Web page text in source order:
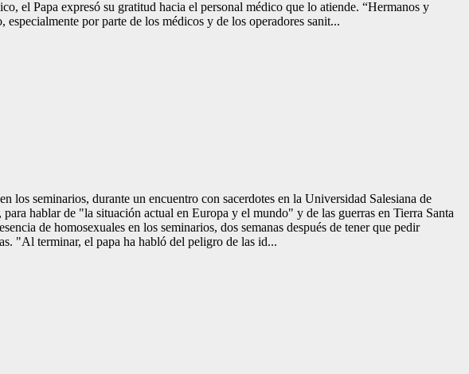
el Papa expresó su gratitud hacia el personal médico que lo atiende. “Hermanos y
por parte de los médicos y de los operadores sanit...
seminarios, durante un encuentro con sacerdotes en la Universidad Salesiana de
hablar de "la situación actual en Europa y el mundo" y de las guerras en Tierra Santa
de homosexuales en los seminarios, dos semanas después de tener que pedir
"Al terminar, el papa ha habló del peligro de las id...